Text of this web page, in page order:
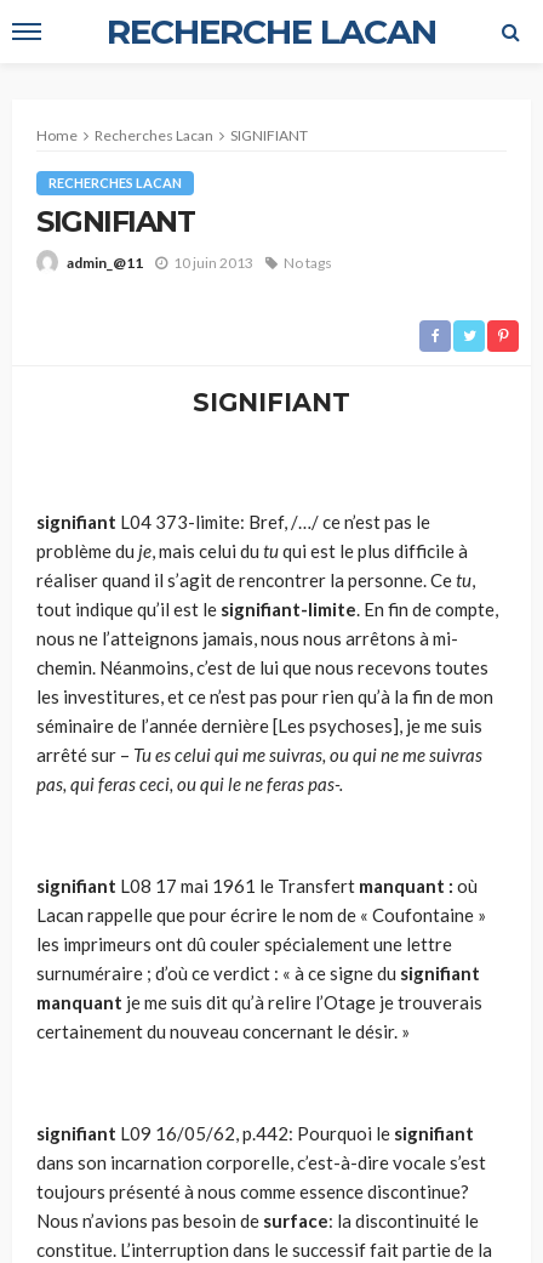
RECHERCHE LACAN
Home Recherches Lacan SIGNIFIANT
RECHERCHES LACAN
SIGNIFIANT
admin_@11 10 juin 2013 No tags
SIGNIFIANT
signifiant L04 373-limite: Bref, /…/ ce n’est pas le
problème du je, mais celui du tuqui est le plus difficile à
réaliser quand il s’agit de rencontrer la personne. Cetu,
tout indique qu’il est le signifiant-limite. En fin de compte,
nous ne l’atteignons jamais, nous nous arrêtons à mi-
chemin. Néanmoins, c’est de lui que nous recevons toutes
les investitures, et ce n’est pas pour rien qu’à la fin de mon
séminaire de l’année dernière [Les psychoses], je me suis
arrêté sur – Tu es celui qui me suivras, ou qui ne me suivras
pas, qui feras ceci, ou qui le ne feras pas-.
signifiant L08 17 mai 1961 le Transfert manquant : où
Lacan rappelle que pour écrire le nom de « Coufontaine »
les imprimeurs ont dû couler spécialement une lettre
surnuméraire ; d’où ce verdict : « à ce signe du signifiant
manquant je me suis dit qu’à relire l’Otage je trouverais
certainement du nouveau concernant le désir. »
signifiant L09 16/05/62, p.442: Pourquoi le signifiant
dans son incarnation corporelle, c’est-à-dire vocale s’est
toujours présenté à nous comme essence discontinue?
Nous n’avions pas besoin de surface: la discontinuité le
constitue. L’interruption dans le successif fait partie de la